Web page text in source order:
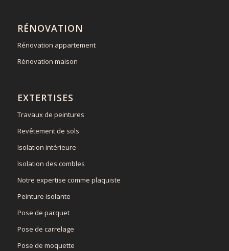
RÉNOVATION
Rénovation appartement
Rénovation maison
EXTERTISES
Travaux de peintures
Revêtement de sols
Isolation intérieure
Isolation des combles
Notre expertise comme plaquiste
Peinture isolante
Pose de parquet
Pose de carrelage
Pose de moquette